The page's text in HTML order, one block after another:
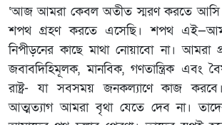
‘আজ আমরা কেবল অতীত স্মরণ করতে আসি
শপথ গ্রহণ করতে এসেছি। শপথ
নিপীড়নের কাছে মাথা নোয়াবো না। আমরা
জবাবদিহিমূলক, মানবিক, গণতান্ত্রিক এবং
রাষ্ট্র- যা সবসময় জনকল্যাণে কাজ
আত্মত্যাগ আমরা বৃথা যেতে দেব না।